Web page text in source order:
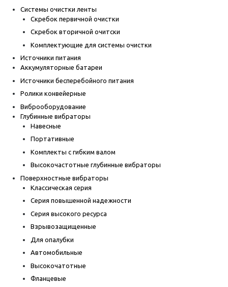
Системы очистки ленты
Скребок первичной очистки
Скребок вторичной очитски
Комплектующие для системы очистки
Источники питания
Аккумуляторные батареи
Источники бесперебойного питания
Ролики конвейерные
Виброоборудование
Глубинные вибраторы
Навесные
Портативные
Комплекты с гибким валом
Высокочастотные глубинные вибраторы
Поверхностные вибраторы
Классическая серия
Серия повышенной надежности
Серия высокого ресурса
Взрывозащищенные
Для опалубки
Автомобильные
Высокочатотные
Фланцевые